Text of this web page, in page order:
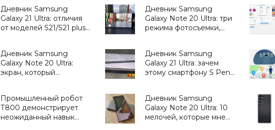
прошлогоднего S20
Ultra - «Смартфоны»
- «Смартфоны»
Дневник Samsung
Galaxy 21 Ultra: отличия
от моделей S21/S21 plus
Дневник Samsung
Galaxy Note 20 Ultra: три
режима фотосъемки,
Дневник Samsung
Galaxy Note 20 Ultra:
экран, который
«Смартфоны»
Дневник Samsung
Galaxy 21 Ultra: зачем
этому смартфону S Pen
Промышленный робот
Т800 демонстрирует
неожиданный навык
Дневник Samsung
Galaxy Note 20 Ultra: 10
мелочей, которые мне